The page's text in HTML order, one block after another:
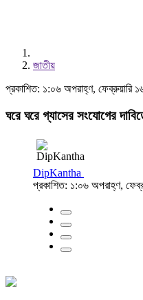
জাতীয়
প্রকাশিত: ১:০৬ অপরাহ্ণ, ফেব্রুয়ারি
ঘরে ঘরে গ্যাসের সংযোগের
DipKantha
প্রকাশিত: ১:০৬ অপরাহ্ণ,